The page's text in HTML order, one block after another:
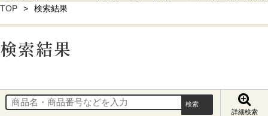
TOP 検索結果
検索結果
詳細検索